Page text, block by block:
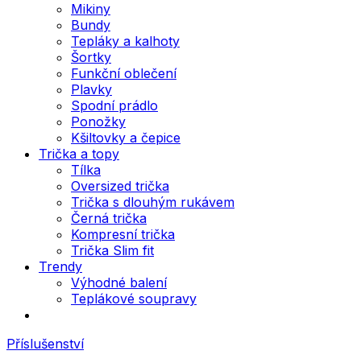
Mikiny
Bundy
Tepláky a kalhoty
Šortky
Funkční oblečení
Plavky
Spodní prádlo
Ponožky
Kšiltovky a čepice
Trička a topy
Tílka
Oversized trička
Trička s dlouhým rukávem
Černá trička
Kompresní trička
Trička Slim fit
Trendy
Výhodné balení
Teplákové soupravy
Příslušenství